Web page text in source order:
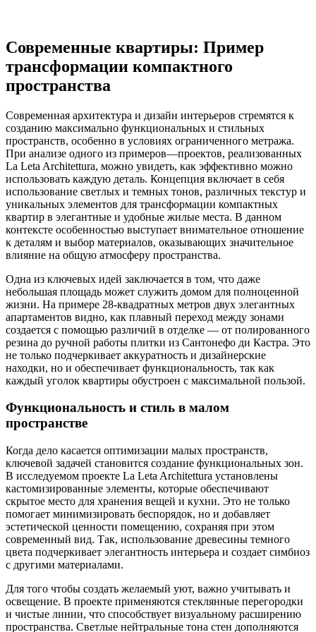
Современные квартиры: Пример
трансформации компактного
пространства
Современная архитектура и дизайн интерьеров стремятся к
созданию максимально функциональных и стильных
пространств, особенно в условиях ограниченного метража.
При анализе одного из примеров—проектов, реализованных
La Leta Architettura, можно увидеть, как эффективно можно
использовать каждую деталь. Концепция включает в себя
использование светлых и темных тонов, различных текстур и
уникальных элементов для трансформации компактных
квартир в элегантные и удобные жилые места. В данном
контексте особенностью выступает внимательное отношение
к деталям и выбор материалов, оказывающих значительное
влияние на общую атмосферу пространства.
Одна из ключевых идей заключается в том, что даже
небольшая площадь может служить домом для полноценной
жизни. На примере 28-квадратных метров двух элегантных
апартаментов видно, как плавный переход между зонами
создается с помощью различий в отделке — от полированного
резина до ручной работы плитки из Сантонефо ди Кастра. Это
не только подчеркивает аккуратность и дизайнерские
находки, но и обеспечивает функциональность, так как
каждый уголок квартиры обустроен с максимальной пользой.
Функциональность и стиль в малом
пространстве
Когда дело касается оптимизации малых пространств,
ключевой задачей становится создание функциональных зон.
В исследуемом проекте La Leta Architettura установлены
кастомизированные элементы, которые обеспечивают
скрытое место для хранения вещей и кухни. Это не только
помогает минимизировать беспорядок, но и добавляет
эстетической ценности помещению, сохраняя при этом
современный вид. Так, использование древесины темного
цвета подчеркивает элегантность интерьера и создает симбиоз
с другими материалами.
Для того чтобы создать желаемый уют, важно учитывать и
освещение. В проекте применяются стеклянные перегородки
и чистые линии, что способствует визуальному расширению
пространства. Светлые нейтральные тона стен дополняются